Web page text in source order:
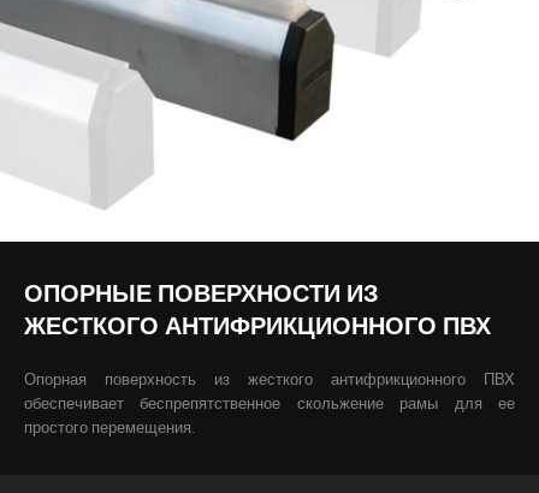
ОПОРНЫЕ ПОВЕРХНОСТИ ИЗ
ЖЕСТКОГО АНТИФРИКЦИОННОГО ПВХ
Опорная поверхность из жесткого антифрикционного ПВХ
обеспечивает беспрепятственное скольжение рамы для ее
простого перемещения.